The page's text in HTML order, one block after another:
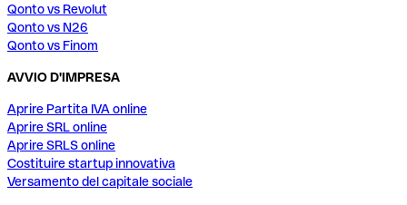
Qonto vs Revolut
Qonto vs N26
Qonto vs Finom
AVVIO D'IMPRESA
Aprire Partita IVA online
Aprire SRL online
Aprire SRLS online
Costituire startup innovativa
Versamento del capitale sociale